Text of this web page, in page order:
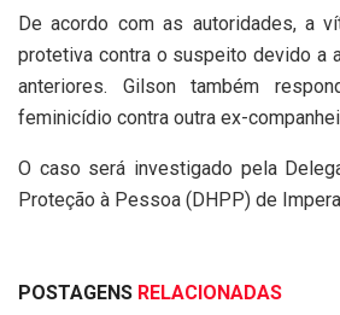
De acordo com as autoridades, a
protetiva contra o suspeito devido a
anteriores. Gilson também
feminicídio contra outra ex-
O caso será investigado pela
Proteção à Pessoa (DHPP) de
POSTAGENS RELACIONADAS